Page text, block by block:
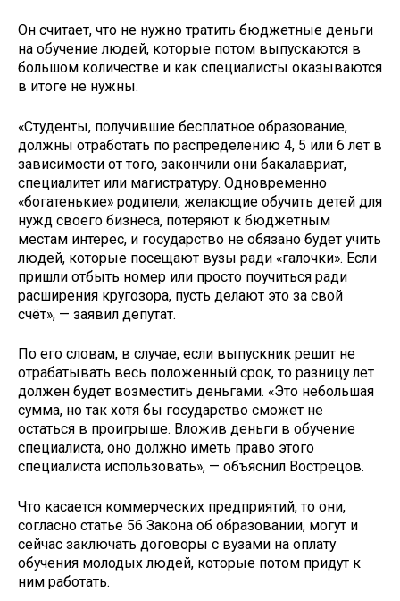
Он считает, что не нужно тратить бюджетные деньги
на обучение людей, которые потом выпускаются в
большом количестве и как специалисты оказываются
в итоге не нужны.
«Студенты, получившие бесплатное образование,
должны отработать по распределению 4, 5 или 6 лет в
зависимости от того, закончили они бакалавриат,
специалитет или магистратуру. Одновременно
«богатенькие» родители, желающие обучить детей для
нужд своего бизнеса, потеряют к бюджетным
местам интерес, и государство не обязано будет учить
людей, которые посещают вузы ради «галочки». Если
пришли отбыть номер или просто поучиться ради
расширения кругозора, пусть делают это за свой
счёт», — заявил депутат.
По его словам, в случае, если выпускник решит не
отрабатывать весь положенный срок, то разницу лет
должен будет возместить деньгами. «Это небольшая
сумма, но так хотя бы государство сможет не
остаться в проигрыше. Вложив деньги в обучение
специалиста, оно должно иметь право этого
специалиста использовать», — объяснил Вострецов.
Что касается коммерческих предприятий, то они,
согласно статье 56 Закона об образовании, могут и
сейчас заключать договоры с вузами на оплату
обучения молодых людей, которые потом придут к
ним работать.